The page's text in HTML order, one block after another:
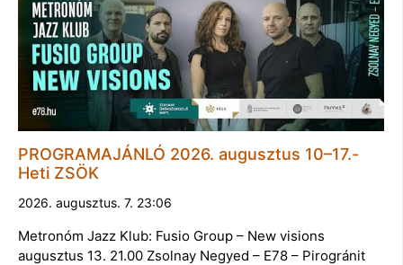
PROGRAMAJÁNLÓ 2026. augusztus 10–17.-
Heti ZSÖK
2026. augusztus. 7. 23:06
Metronóm Jazz Klub: Fusio Group – New visions
augusztus 13. 21.00 Zsolnay Negyed – E78 – Pirogránit